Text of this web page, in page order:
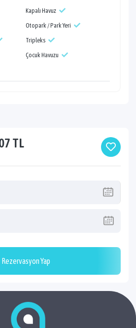
Kapalı Havuz
Otopark / Park Yeri
Tripleks
Çocuk Havuzu
TL
Rezervasyon Yap